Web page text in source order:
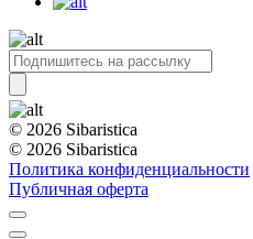
© 2026 Sibaristica
© 2026 Sibaristica
Политика конфиденциальности
Публичная оферта